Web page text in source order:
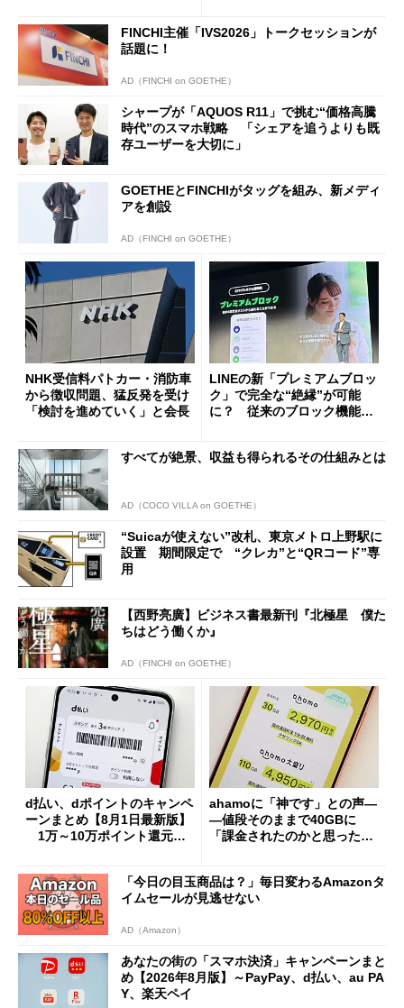
FINCHI主催「IVS2026」トークセッションが
話題に！
AD（FINCHI on GOETHE）
シャープが「AQUOS R11」で挑む“価格高騰
時代”のスマホ戦略 「シェアを追うよりも既
存ユーザーを大切に」
GOETHEとFINCHIがタッグを組み、新メディ
アを創設
AD（FINCHI on GOETHE）
NHK受信料パトカー・消防車
から徴収問題、猛反発を受け
「検討を進めていく」と会長
LINEの新「プレミアムブロッ
ク」で完全な“絶縁”が可能
に？ 従来のブロック機能と
すべてが絶景、収益も得られるその仕組みとは
AD（COCO VILLA on GOETHE）
“Suicaが使えない”改札、東京メトロ上野駅に
設置 期間限定で “クレカ”と“QRコード”専
用
【西野亮廣】ビジネス書最新刊『北極星 僕た
ちはどう働くか』
AD（FINCHI on GOETHE）
d払い、dポイントのキャンペ
ーンまとめ【8月1日最新版】
1万～10万ポイント還元の
ahamoに「神です」との声―
―値段そのままで40GBに
「課金されたのかと思った」
「今日の目玉商品は？」毎日変わるAmazonタ
イムセールが見逃せない
AD（Amazon）
あなたの街の「スマホ決済」キャンペーンまと
め【2026年8月版】～PayPay、d払い、au PA
Y、楽天ペイ